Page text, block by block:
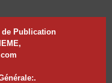
de Publication